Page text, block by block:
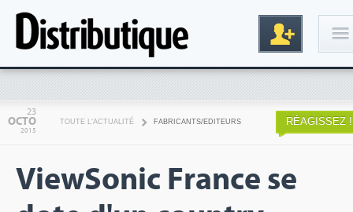
23
OCTO
2015
TOUTE L'ACTUALITÉ FABRICANTS/EDITEURS RÉAGISSEZ !
ViewSonic France se